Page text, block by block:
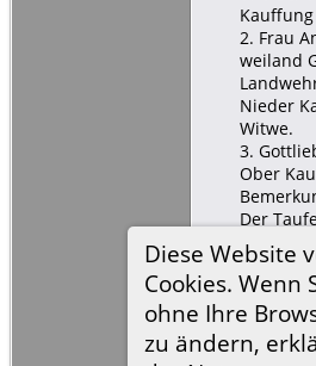
Diese Website
Cookies. Wenn
ohne Ihre
zu ändern,
2. Frau
weiland
Nieder
Witwe.
3.
Ober
Der
über 2
[S540]
889975),